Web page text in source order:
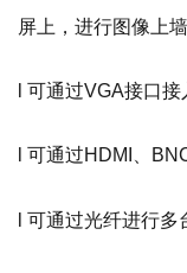
屏上，进行图像上
l 可通过VGA接口接
l 可通过HDMI、
l 可通过光纤进行多